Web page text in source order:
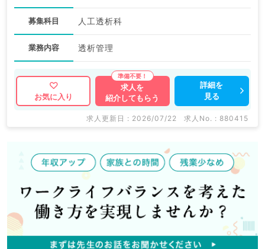
募集科目 人工透析科
業務内容 透析管理
お気に入り
求人を
紹介してもらう
詳細を
見る
求人更新日 : 2026/07/22 求人No. : 880415